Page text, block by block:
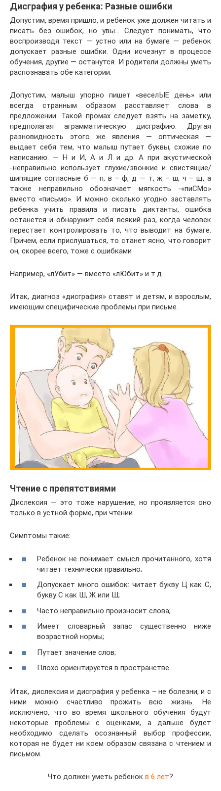
Дисграфия у ребенка: Разные ошибки
Допустим, время пришло, и ребенок уже должен читать и
писать без ошибок, но увы… Следует понимать, что
воспроизводя текст — устно или на бумаге — ребенок
допускает разные ошибки. Одни исчезнут в процессе
обучения, другие — останутся. И родители должны уметь
распознавать обе категории.
Допустим, малыш упорно пишет «веселЫЕ день» или
всегда странным образом расставляет слова в
предложении. Такой промах следует взять на заметку,
предполагая аграмматическую дисграфию. Другая
разновидность этого же явления — оптическая —
выдает себя тем, что малыш путает буквы, схожие по
написанию. — Н и И, А и Л и др. А при акустической
-неправильно использует глухие/звонкие и свистящие/
шипящие согласные б — п, в – ф, д — т, ж – ш, ч – щ, а
также неправильно обозначает мягкость -«пиСМо»
вместо «письмо». И можно сколько угодно заставлять
ребенка учить правила и писать диктанты, ошибка
останется и обнаружит себя всякий раз, когда человек
перестает контролировать то, что выводит на бумаге.
Причем, если прислушаться, то станет ясно, что говорит
он, скорее всего, тоже с ошибками
Например, «лУбит» — вместо «лЮбит» и т.д.
Итак, диагноз «дисграфия» ставят и детям, и взрослым,
имеющим специфические проблемы при письме.
Чтение с препятствиями
Дислексия — это тоже нарушение, но проявляется оно
только в устной форме, при чтении.
Симптомы такие:
Ребенок не понимает смысл прочитанного, хотя
читает технически правильно;
Допускает много ошибок: читает букву Ц как С,
букву С как Ш, Ж или Ш;
Часто неправильно произносит слова;
Имеет словарный запас существенно ниже
возрастной нормы;
Путает значение слов;
Плохо ориентируется в пространстве.
Итак, дислексия и дисграфия у ребенка – не болезни, и с
ними можно счастливо прожить всю жизнь. Не
исключено, что во время школьного обучения будут
некоторые проблемы с оценками, а дальше будет
необходимо сделать осознанный выбор профессии,
которая не будет ни коем образом связана с чтением и
письмом.
Что должен уметь ребенок в 6 лет?